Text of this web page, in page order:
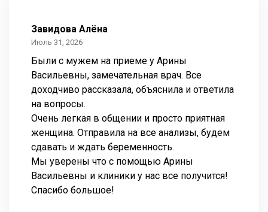
Завидова Алёна
Июль 31, 2026
Были с мужем на приеме у Арины
Васильевны, замечательная врач. Все
доходчиво рассказала, объяснила и ответила
на вопросы.
Очень легкая в общении и просто приятная
женщина. Отправила на все анализы, будем
сдавать и ждать беременность.
Мы уверены что с помощью Арины
Васильевны и клиники у нас все получится!
Спасибо большое!